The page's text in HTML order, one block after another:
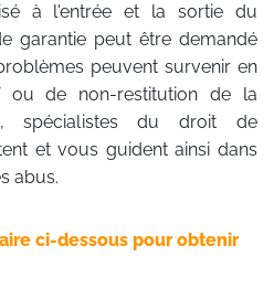
à l'entrée et la sortie du
garantie peut être demandé
peuvent survenir en
ou de non-restitution de la
spécialistes du droit de
et vous guident ainsi dans
abus.
ci-dessous pour obtenir